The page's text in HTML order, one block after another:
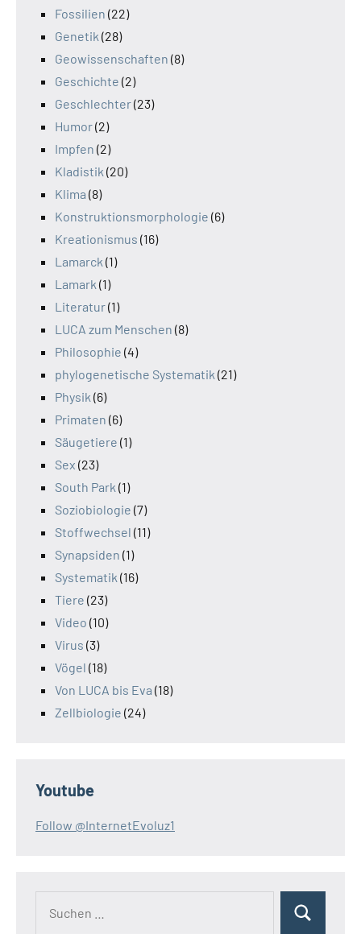
Fossilien (22)
Genetik (28)
Geowissenschaften (8)
Geschichte (2)
Geschlechter(23)
Humor(2)
Impfen (2)
Kladistik (20)
Klima (8)
Konstruktionsmorphologie (6)
Kreationismus (16)
Lamarck (1)
Lamark (1)
Literatur(1)
LUCA zum Menschen (8)
Philosophie (4)
phylogenetische Systematik (21)
Physik (6)
Primaten (6)
Säugetiere (1)
Sex (23)
South Park (1)
Soziobiologie (7)
Stoffwechsel (11)
Synapsiden (1)
Systematik (16)
Tiere (23)
Video (10)
Virus (3)
Vögel (18)
Von LUCA bis Eva (18)
Zellbiologie (24)
Youtube
Follow @InternetEvoluz1
Suchen